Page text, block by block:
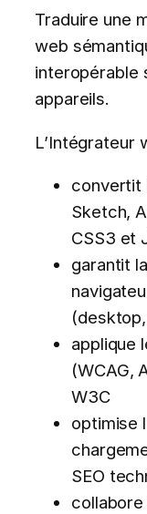
Traduire une
web
interopérable
appareils.
L’Intégrateur
convertit
Sketch,
CSS3 et
garantit
applique
(WCAG,
W3C
optimise
SEO